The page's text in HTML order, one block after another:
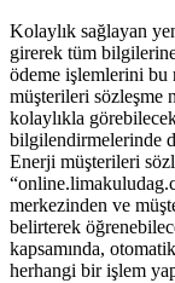
Kolaylık sağlayan
girerek tüm
ödeme işlemlerini
müşterileri sözleşme
kolaylıkla
bilgilendirmelerinde
Enerji müşterileri
merkezinden ve
belirterek
kapsamında,
herhangi bir işlem